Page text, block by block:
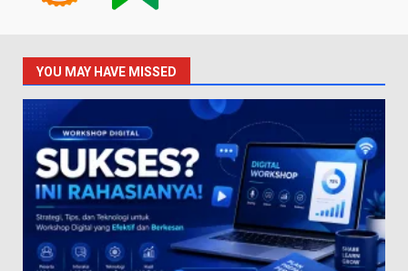
YOU MAY HAVE MISSED